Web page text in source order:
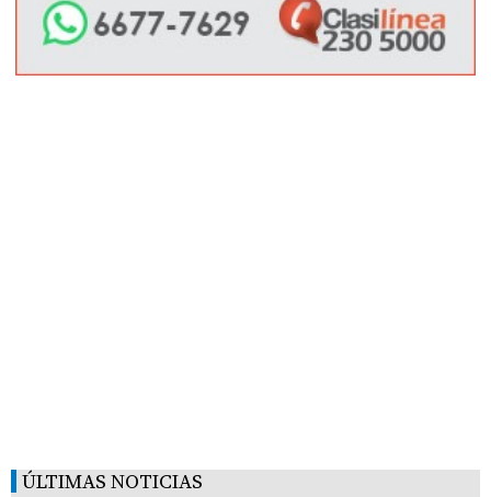
ÚLTIMAS NOTICIAS